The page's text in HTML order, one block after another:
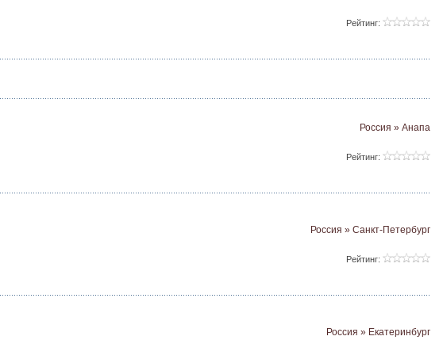
Рейтинг:
Россия » Анапа
Рейтинг:
Россия » Санкт-Петербург
Рейтинг:
Россия » Екатеринбург